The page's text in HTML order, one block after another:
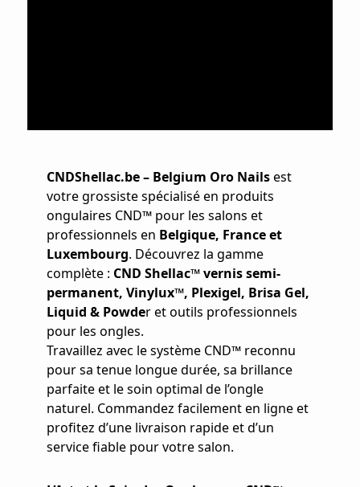
CNDShellac.be – Belgium Oro Nailsest
votre grossiste spécialisé en produits
ongulaires CND™ pour les salons et
professionnels en Belgique, France et
Luxembourg. Découvrez la gamme
complète : CND Shellac™ vernis semi-
permanent, Vinylux™, Plexigel, Brisa Gel,
Liquid & Powder et outils professionnels
pour les ongles.
Travaillez avec le système CND™ reconnu
pour sa tenue longue durée, sa brillance
parfaite et le soin optimal de l’ongle
naturel. Commandez facilement en ligne et
profitez d’une livraison rapide et d’un
service fiable pour votre salon.